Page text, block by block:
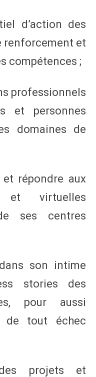
d’action des
renforcement et
compétences ;
professionnels
et personnes
domaines de
répondre aux
et virtuelles
ses centres
son intime
stories des
pour aussi
de tout échec
projets et